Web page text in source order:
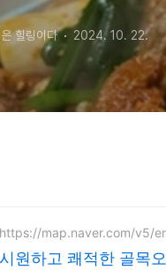
힐링이다 2024. 10. 22.
https://map.naver.com/v5/
시원하고 쾌적한 골목